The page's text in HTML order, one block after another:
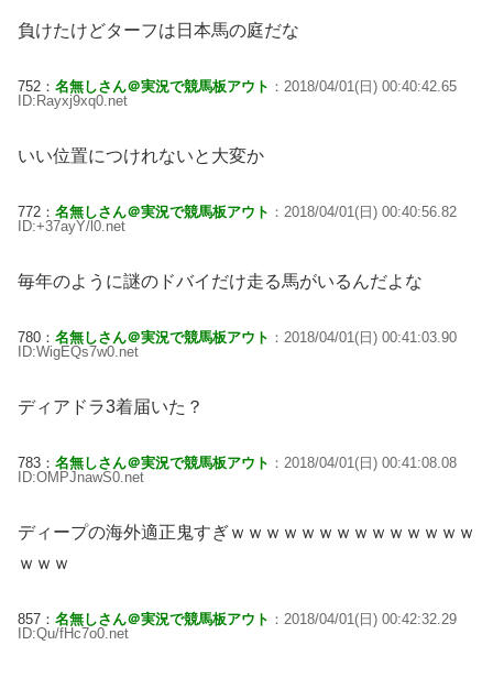
負けたけどターフは日本馬の庭だな
752： 名無しさん＠実況で競馬板アウト ：2018/04/01(日) 00:40:42.65
ID:Rayxj9xq0.net
いい位置につけれないと大変か
772： 名無しさん＠実況で競馬板アウト ：2018/04/01(日) 00:40:56.82
ID:+37ayY/l0.net
毎年のように謎のドバイだけ走る馬がいるんだよな
780： 名無しさん＠実況で競馬板アウト ：2018/04/01(日) 00:41:03.90
ID:WigEQs7w0.net
ディアドラ3着届いた？
783： 名無しさん＠実況で競馬板アウト ：2018/04/01(日) 00:41:08.08
ID:OMPJnawS0.net
ディープの海外適正鬼すぎｗｗｗｗｗｗｗｗｗｗｗｗｗｗ
ｗｗｗ
857： 名無しさん＠実況で競馬板アウト ：2018/04/01(日) 00:42:32.29
ID:Qu/fHc7o0.net